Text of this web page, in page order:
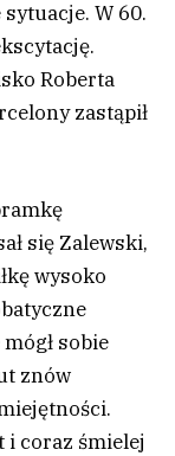
W 60.
Roberta
zastąpił
się Zalewski,
wysoko
sobie
znów
i coraz śmielej